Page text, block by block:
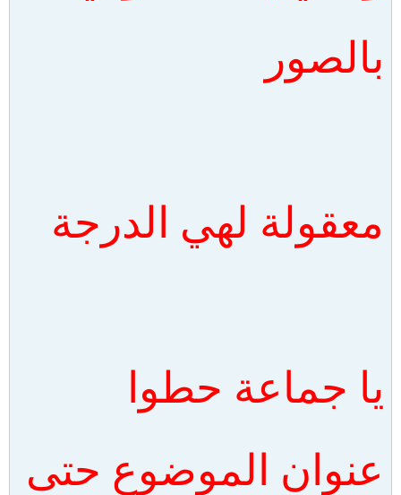
بالصور
معقولة لهي الدرجة
يا جماعة حطوا
عنوان الموضوع حتى